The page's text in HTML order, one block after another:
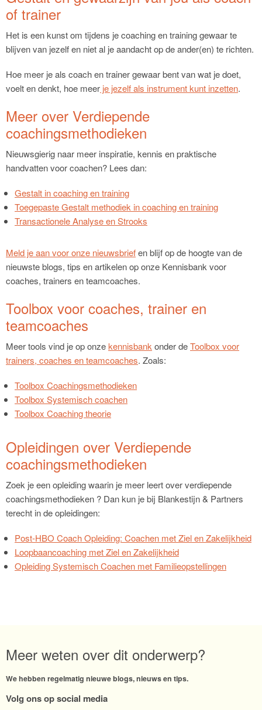
of trainer
Het is een kunst om tijdens je coaching en training gewaar te
blijven van jezelf en niet al je aandacht op de ander(en) te richten.
Hoe meer je als coach en trainer gewaar bent van wat je doet,
voelt en denkt, hoe meer je jezelf als instrument kunt inzetten.
Meer over Verdiepende
coachingsmethodieken
Nieuwsgierig naar meer inspiratie, kennis en praktische
handvatten voor coachen? Lees dan:
Gestalt in coaching en training
Toegepaste Gestalt methodiek in coaching en training
Transactionele Analyse en Strooks
Meld je aan voor onze nieuwsbriefen blijf op de hoogte van de
nieuwste blogs, tips en artikelen op onze Kennisbank voor
coaches, trainers en teamcoaches.
Toolbox voor coaches, trainer en
teamcoaches
Meer tools vind je op onzekennisbank onder deToolbox voor
trainers, coaches en teamcoaches. Zoals:
Toolbox Coachingsmethodieken
Toolbox Systemisch coachen
Toolbox Coaching theorie
Opleidingen over Verdiepende
coachingsmethodieken
Zoek je een opleiding waarin je meer leert over verdiepende
coachingsmethodieken ? Dan kun je bij Blankestijn & Partners
terecht in de opleidingen:
Post-HBO Coach Opleiding: Coachen met Ziel en Zakelijkheid
Loopbaancoaching met Ziel en Zakelijkheid
Opleiding Systemisch Coachen met Familieopstellingen
Meer weten over dit onderwerp?
We hebben regelmatig nieuwe blogs, nieuws en tips.
Volg ons op social media